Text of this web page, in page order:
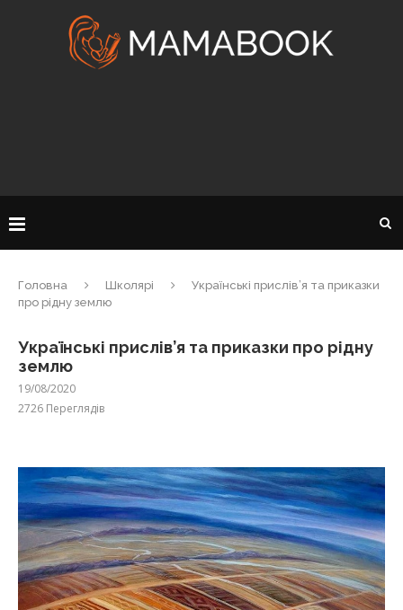
Головна Школярі
Українські прислів’я та приказки
про рідну землю
Українські прислів’я та приказки про рідну
землю
19/08/2020
2726 Переглядів